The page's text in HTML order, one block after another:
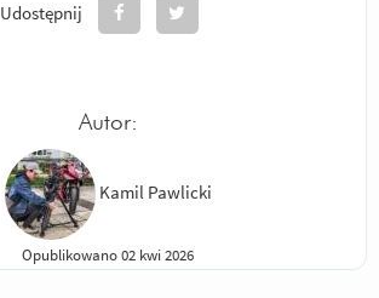
Udostępnij
Autor:
Kamil Pawlicki
Opublikowano 02 kwi 2026